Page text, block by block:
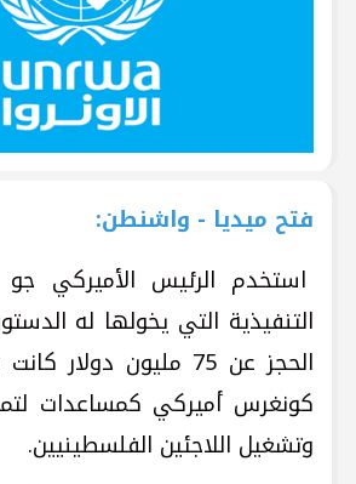
فتح ميديا - واشنطن:
استخدم الرئيس الأميركي جو
التنفيذية التي يخولها له
الحجز عن 75 مليون
كونغرس أميركي كمساعدات
وتشغيل اللاجئين الفلسطينيين.